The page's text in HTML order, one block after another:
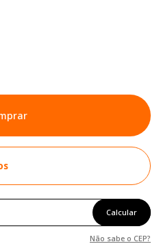
Calcular
Não sabe o CEP?